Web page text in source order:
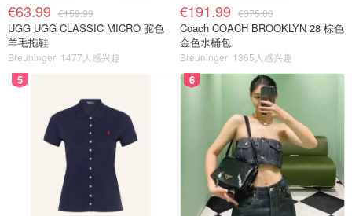
€63.99 €159.99
UGG UGG CLASSIC MICRO 驼色
羊毛拖鞋
Breuninger 1477人感兴趣
€191.99 €375.00
Coach COACH BROOKLYN 28 棕色
金色水桶包
Breuninger 1365人感兴趣
5 6